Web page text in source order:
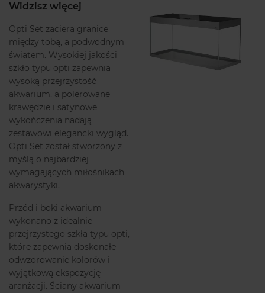
Widzisz więcej
Opti Set zaciera granice
między tobą, a podwodnym
światem. Wysokiej jakości
szkło typu opti zapewnia
wysoką przejrzystość
akwarium, a polerowane
krawędzie i satynowe
wykończenia nadają
zestawowi elegancki wygląd.
Opti Set został stworzony z
myślą o najbardziej
wymagających miłośnikach
akwarystyki.
Przód i boki akwarium
wykonano z idealnie
przejrzystego szkła typu opti,
które zapewnia doskonałe
odwzorowanie kolorów i
wyjątkową ekspozycję
aranżacji. Ściany akwarium